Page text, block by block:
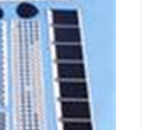
脚垫